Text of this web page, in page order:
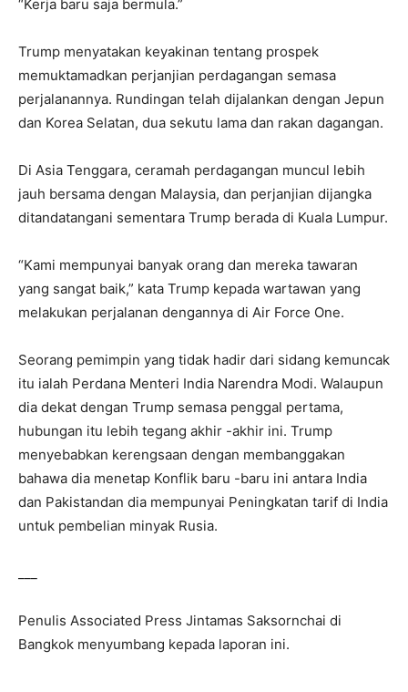
“Kerja baru saja bermula.”
Trump menyatakan keyakinan tentang prospek
memuktamadkan perjanjian perdagangan semasa
perjalanannya. Rundingan telah dijalankan dengan Jepun
dan Korea Selatan, dua sekutu lama dan rakan dagangan.
Di Asia Tenggara, ceramah perdagangan muncul lebih
jauh bersama dengan Malaysia, dan perjanjian dijangka
ditandatangani sementara Trump berada di Kuala Lumpur.
“Kami mempunyai banyak orang dan mereka tawaran
yang sangat baik,” kata Trump kepada wartawan yang
melakukan perjalanan dengannya di Air Force One.
Seorang pemimpin yang tidak hadir dari sidang kemuncak
itu ialah Perdana Menteri India Narendra Modi. Walaupun
dia dekat dengan Trump semasa penggal pertama,
hubungan itu lebih tegang akhir -akhir ini. Trump
menyebabkan kerengsaan dengan membanggakan
bahawa dia menetap Konflik baru -baru ini antara India
dan Pakistandan dia mempunyai Peningkatan tarif di India
untuk pembelian minyak Rusia.
Penulis Associated Press Jintamas Saksornchai di
Bangkok menyumbang kepada laporan ini.